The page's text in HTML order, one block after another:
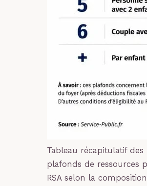
Tableau récapitulatif des
plafonds de ressources
RSA selon la composition